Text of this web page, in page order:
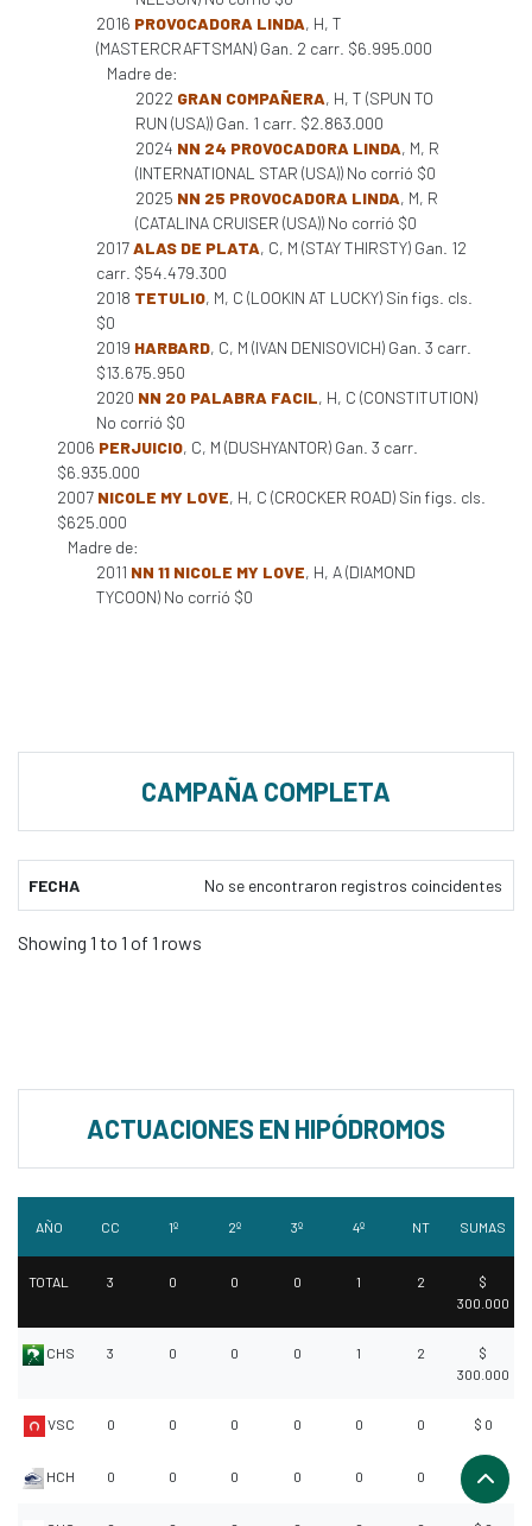
2016 PROVOCADORA LINDA, H, T
(MASTERCRAFTSMAN) Gan. 2 carr. $6.995.000
Madre de:
2022 GRAN COMPAÑERA, H, T (SPUN TO
RUN (USA)) Gan. 1 carr. $2.863.000
2024 NN 24 PROVOCADORA LINDA, M, R
(INTERNATIONAL STAR (USA)) No corrió $0
2025 NN 25 PROVOCADORA LINDA, M, R
(CATALINA CRUISER (USA)) No corrió $0
2017ALAS DE PLATA, C, M (STAY THIRSTY) Gan. 12
carr. $54.479.300
2018 TETULIO, M, C (LOOKIN AT LUCKY) Sin figs. cls.
$0
2019 HARBARD, C, M (IVAN DENISOVICH) Gan. 3 carr.
$13.675.950
2020 NN 20 PALABRA FACIL, H, C (CONSTITUTION)
No corrió $0
2006 PERJUICIO, C, M (DUSHYANTOR) Gan. 3 carr.
$6.935.000
2007 NICOLE MY LOVE, H, C (CROCKER ROAD) Sin figs. cls.
$625.000
Madre de:
2011 NN 11 NICOLE MY LOVE, H, A (DIAMOND
TYCOON) No corrió $0
CAMPAÑA COMPLETA
FECHA No se encontraron registros coincidentes
Showing 1 to 1 of 1 rows
ACTUACIONES EN HIPÓDROMOS
AÑO CC 1º 2º 3º 4º NT SUMAS
TOTAL 3 0 0 0 1 2
$
300.000
CHS 3 0 0 0 1 2
$
300.000
VSC 0 0 0 0 0 0 $ 0
HCH 0 0 0 0 0 0 $ 0